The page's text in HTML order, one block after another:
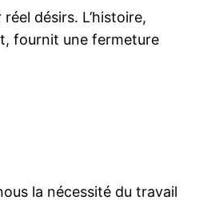
désirs. L’histoire,
fournit une fermeture
la nécessité du travail